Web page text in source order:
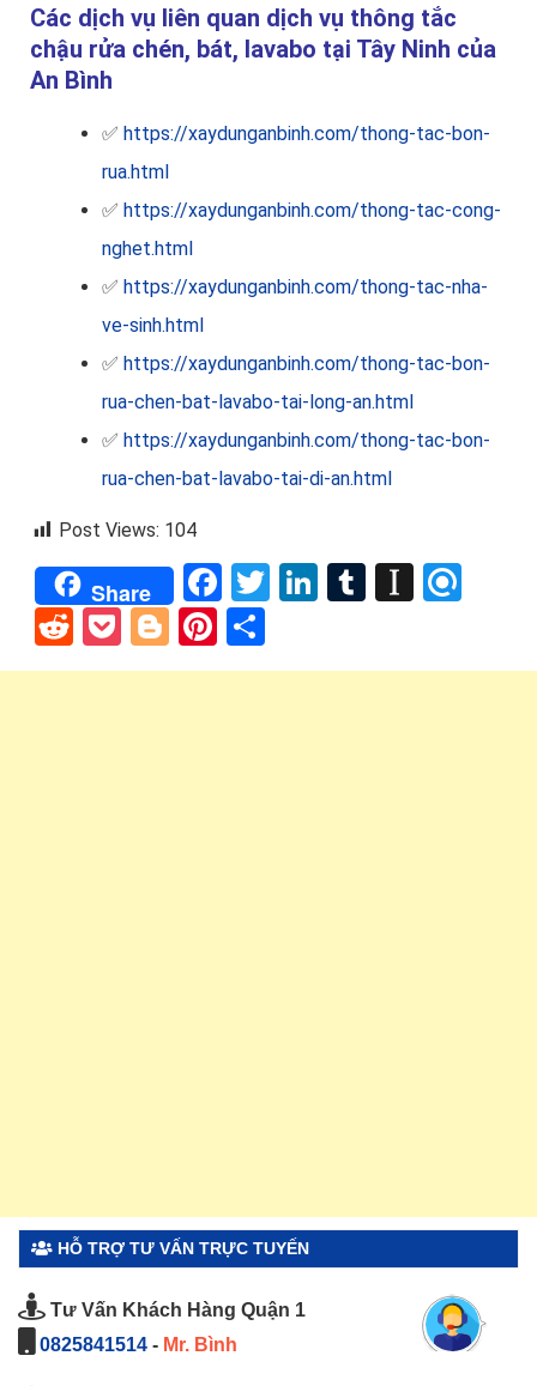
Các dịch vụ liên quan dịch vụ thông tắc
chậu rửa chén, bát, lavabo tại Tây Ninh của
An Bình
✅ https://xaydunganbinh.com/thong-tac-bon-
rua.html
✅ https://xaydunganbinh.com/thong-tac-cong-
nghet.html
✅ https://xaydunganbinh.com/thong-tac-nha-
ve-sinh.html
✅ https://xaydunganbinh.com/thong-tac-bon-
rua-chen-bat-lavabo-tai-long-an.html
✅ https://xaydunganbinh.com/thong-tac-bon-
rua-chen-bat-lavabo-tai-di-an.html
Post Views: 104
Share Facebook
TwitterLinkedIn
Tumblr
RedditPocket
BloggerPinterest
HỖ TRỢ TƯ VẤN TRỰC TUYẾN
Tư Vấn Khách Hàng Quận 1
0825841514 - Mr. Bình